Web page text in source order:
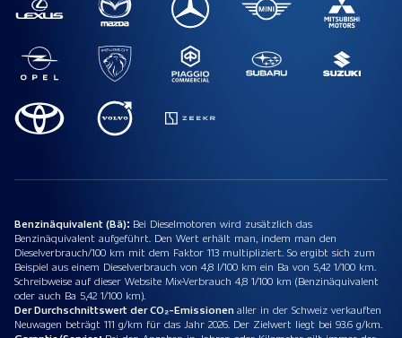
Benzinäquivalent (Bä): Bei Dieselmotoren wird zusätzlich das
Benzinäquivalent aufgeführt. Den Wert erhält man, indem man den
Dieselverbrauch/100 km mit dem Faktor 113 multipliziert. So ergibt sich zum
Beispiel aus einem Dieselverbrauch von 4,8 l/100 km ein Ba von 5,42 1/100 km.
Schreibweise auf dieser Website Mix-Verbrauch 4,8 1/100 km (Benzinäquivalent
oder auch Ba 5,42 1/100 km).
Der Durchschnittswert der CO₂-Emissionenaller in der Schweiz verkauften
Neuwagen beträgt 111 g/km für das Jahr 2026. Der Zielwert liegt bei 93.6 g/km.